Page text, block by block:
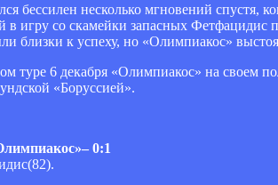
бессилен несколько мгновений спустя,
игру со скамейки запасных Фетфацидис
близки к успеху, но «Олимпиакос»
туре 6 декабря «Олимпиакос» на своем
«Боруссией».
0:1